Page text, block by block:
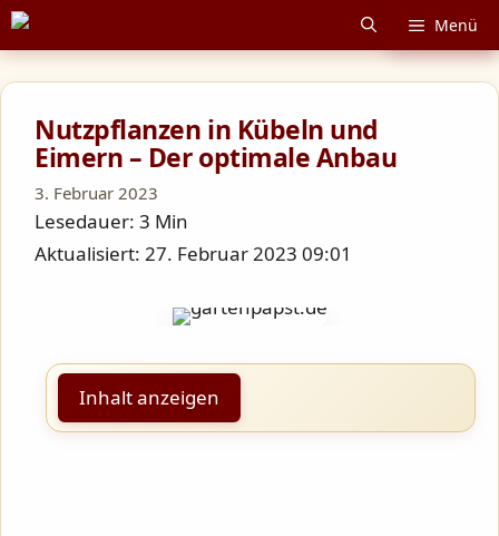
Zum
Inhalt
springen
Menü
Nutzpflanzen in Kübeln und
Eimern – Der optimale Anbau
3. Februar 2023
Lesedauer: 3 Min
Aktualisiert: 27. Februar 2023 09:01
Inhalt anzeigen